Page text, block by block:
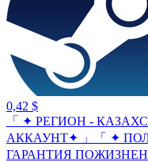
0,42 $
「 ✦ РЕГИОН -
АККАУНТ✦ 」「 ✦
ГАРАНТИЯ